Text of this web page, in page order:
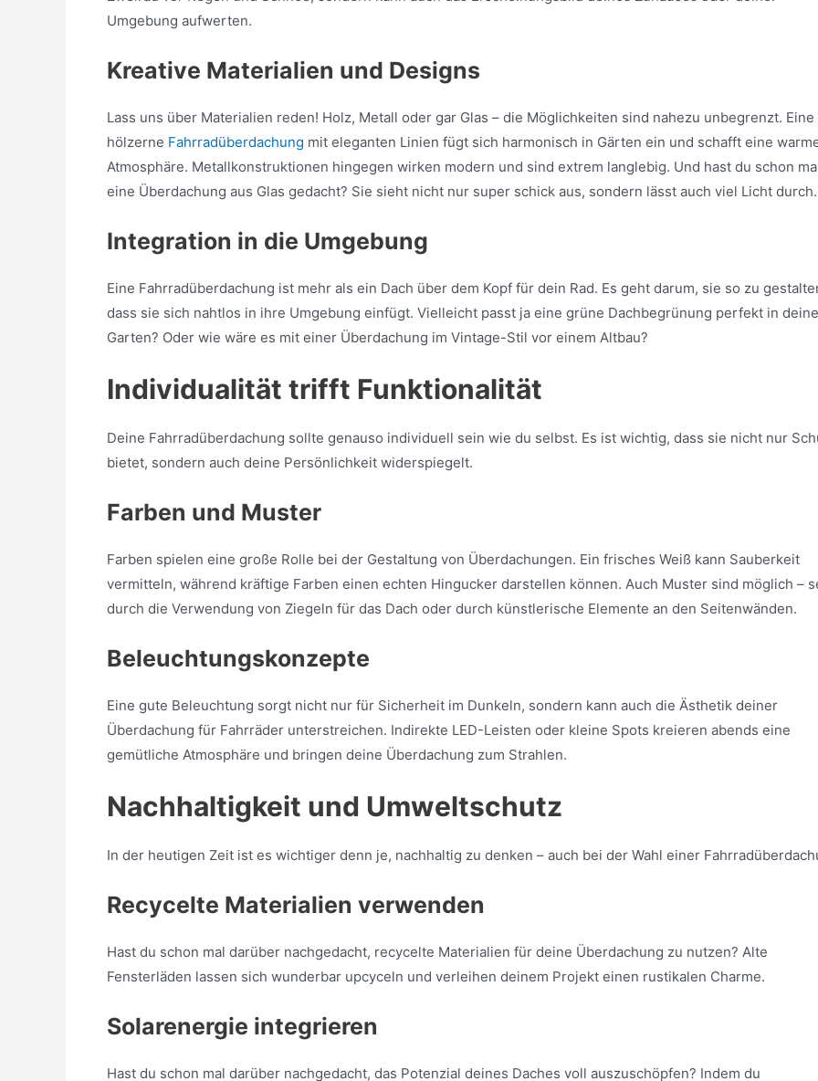
Umgebung aufwerten.
Kreative Materialien und Designs
Lass uns über Materialien reden! Holz, Metall oder gar Glas – die Möglichkeiten sind nahezu unbegrenzt. Eine
hölzerne Fahrradüberdachung mit eleganten Linien fügt sich harmonisch in Gärten ein und schafft eine
Atmosphäre. Metallkonstruktionen hingegen wirken modern und sind extrem langlebig. Und hast du schon
eine Überdachung aus Glas gedacht? Sie sieht nicht nur super schick aus, sondern lässt auch viel Licht durch.
Integration in die Umgebung
Eine Fahrradüberdachung ist mehr als ein Dach über dem Kopf für dein Rad. Es geht darum, sie so zu
dass sie sich nahtlos in ihre Umgebung einfügt. Vielleicht passt ja eine grüne Dachbegrünung perfekt in
Garten? Oder wie wäre es mit einer Überdachung im Vintage-Stil vor einem Altbau?
Individualität trifft Funktionalität
Deine Fahrradüberdachung sollte genauso individuell sein wie du selbst. Es ist wichtig, dass sie nicht nur
bietet, sondern auch deine Persönlichkeit widerspiegelt.
Farben und Muster
Farben spielen eine große Rolle bei der Gestaltung von Überdachungen. Ein frisches Weiß kann Sauberkeit
vermitteln, während kräftige Farben einen echten Hingucker darstellen können. Auch Muster sind möglich –
durch die Verwendung von Ziegeln für das Dach oder durch künstlerische Elemente an den Seitenwänden.
Beleuchtungskonzepte
Eine gute Beleuchtung sorgt nicht nur für Sicherheit im Dunkeln, sondern kann auch die Ästhetik deiner
Überdachung für Fahrräder unterstreichen. Indirekte LED-Leisten oder kleine Spots kreieren abends eine
gemütliche Atmosphäre und bringen deine Überdachung zum Strahlen.
Nachhaltigkeit und Umweltschutz
In der heutigen Zeit ist es wichtiger denn je, nachhaltig zu denken – auch bei der Wahl einer
Recycelte Materialien verwenden
Hast du schon mal darüber nachgedacht, recycelte Materialien für deine Überdachung zu nutzen? Alte
Fensterläden lassen sich wunderbar upcyceln und verleihen deinem Projekt einen rustikalen Charme.
Solarenergie integrieren
Hast du schon mal darüber nachgedacht, das Potenzial deines Daches voll auszuschöpfen? Indem du